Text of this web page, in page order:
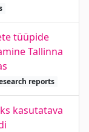
tüüpide
Tallinna
reports
kasutatava